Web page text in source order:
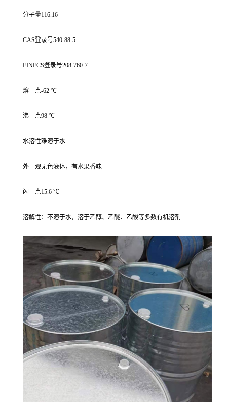
分子量116.16
CAS登录号540-88-5
EINECS登录号208-760-7
熔 点-62 ℃
沸 点98 ℃
水溶性难溶于水
外 观无色液体，有水果香味
闪 点15.6 ℃
溶解性：不溶于水，溶于乙醇、乙醚、乙酸等多数有机溶剂